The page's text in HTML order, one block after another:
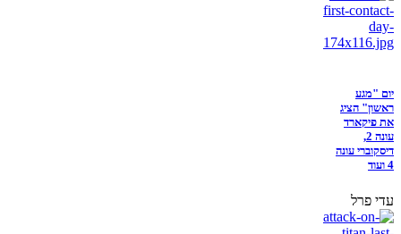
יום "מגע
ראשון" הציג
את פיקארד
עונה 2,
דיסקוברי עונה
4 ועוד
עדי פרל